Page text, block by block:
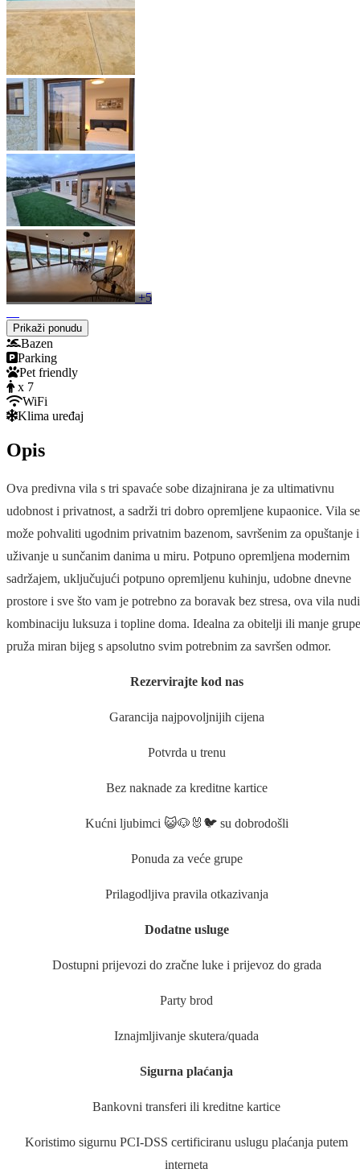
+5
Prikaži ponudu
Bazen
Parking
Pet friendly
x 7
WiFi
Klima uređaj
Opis
Ova predivna vila s tri spavaće sobe dizajnirana je za ultimativnu
udobnost i privatnost, a sadrži tri dobro opremljene kupaonice. Vila se
može pohvaliti ugodnim privatnim bazenom, savršenim za opuštanje i
uživanje u sunčanim danima u miru. Potpuno opremljena modernim
sadržajem, uključujući potpuno opremljenu kuhinju, udobne dnevne
prostore i sve što vam je potrebno za boravak bez stresa, ova vila nudi
kombinaciju luksuza i topline doma. Idealna za obitelji ili manje
pruža miran bijeg s apsolutno svim potrebnim za savršen odmor.
Rezervirajte kod nas
Garancija najpovoljnijih cijena
Potvrda u trenu
Bez naknade za kreditne kartice
Kućni ljubimci 😺🐶🐰🐦 su dobrodošli
Ponuda za veće grupe
Prilagodljiva pravila otkazivanja
Dodatne usluge
Dostupni prijevozi do zračne luke i prijevoz do grada
Party brod
Iznajmljivanje skutera/quada
Sigurna plaćanja
Bankovni transferi ili kreditne kartice
Koristimo sigurnu PCI-DSS certificiranu uslugu plaćanja putem
interneta